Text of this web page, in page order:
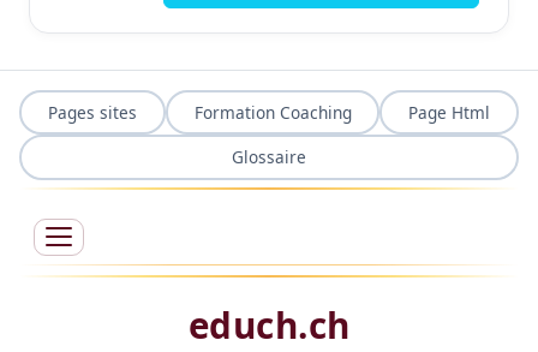
Pages sites Formation Coaching
Page Html
Glossaire
educh.ch